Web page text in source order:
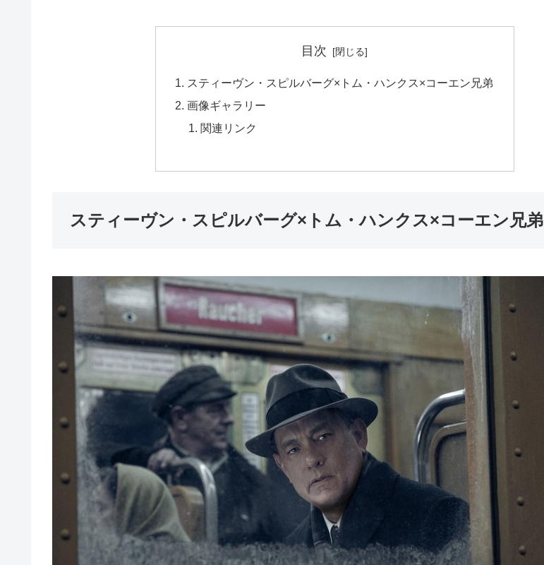
目次
スティーヴン・スピルバーグ×トム・ハンクス×コーエン兄弟
画像ギャラリー
関連リンク
スティーヴン・スピルバーグ×トム・ハンクス×コーエン兄弟